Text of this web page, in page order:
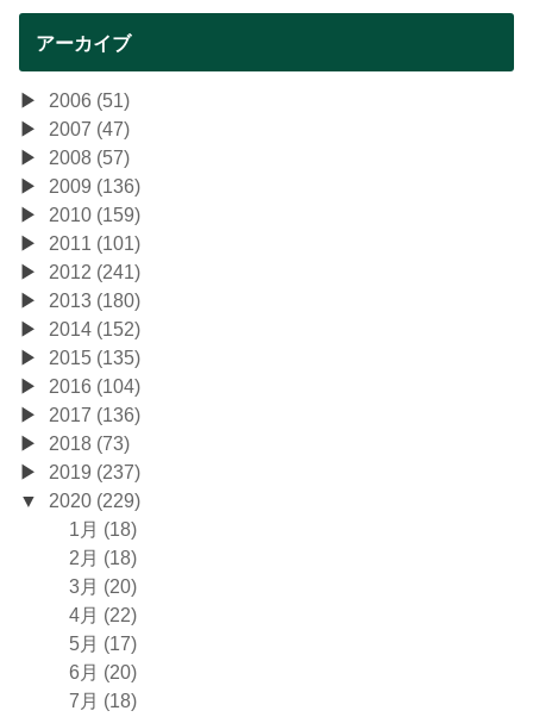
アーカイブ
2006 (51)
2007 (47)
2008 (57)
2009 (136)
2010 (159)
2011 (101)
2012 (241)
2013 (180)
2014 (152)
2015 (135)
2016 (104)
2017 (136)
2018 (73)
2019 (237)
2020 (229)
1月 (18)
2月 (18)
3月 (20)
4月 (22)
5月 (17)
6月 (20)
7月 (18)